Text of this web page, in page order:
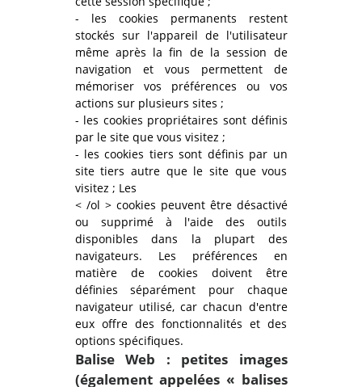
- les cookies permanents restent
stockés sur l'appareil de l'utilisateur
même après la fin de la session de
navigation et vous permettent de
mémoriser vos préférences ou vos
actions sur plusieurs sites ;
- les cookies propriétaires sont définis
par le site que vous visitez ;
- les cookies tiers sont définis par un
site tiers autre que le site que vous
visitez ; Les
< /ol > cookies peuvent être désactivé
ou supprimé à l'aide des outils
disponibles dans la plupart des
navigateurs. Les préférences en
matière de cookies doivent être
définies séparément pour chaque
navigateur utilisé, car chacun d'entre
eux offre des fonctionnalités et des
options spécifiques.
Balise Web : petites images
(également appelées « balises